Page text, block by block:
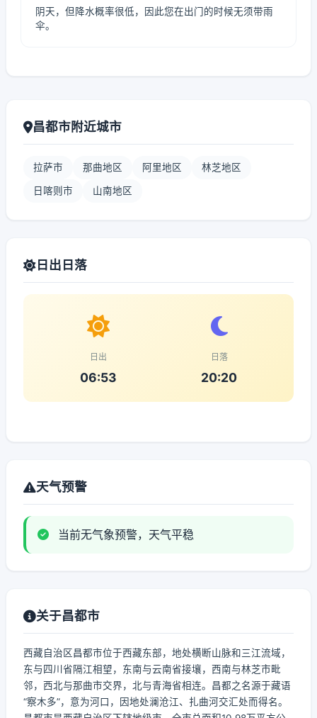
阴天，但降水概率很低，因此您在出门的时候无须带雨
伞。
昌都市附近城市
拉萨市 那曲地区 阿里地区 林芝地区
日喀则市 山南地区
日出日落
日出
06:53
日落
20:20
天气预警
当前无气象预警，天气平稳
关于昌都市
西藏自治区昌都市位于西藏东部，地处横断山脉和三江流域，
东与四川省隔江相望，东南与云南省接壤，西南与林芝市毗
邻，西北与那曲市交界，北与青海省相连。昌都之名源于藏语
“察木多”，意为河口，因地处澜沧江、扎曲河交汇处而得名。